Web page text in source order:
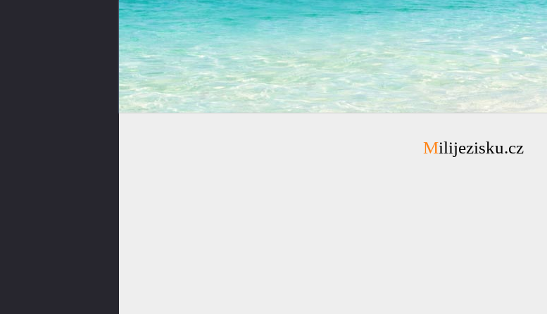
Milijezisku.cz